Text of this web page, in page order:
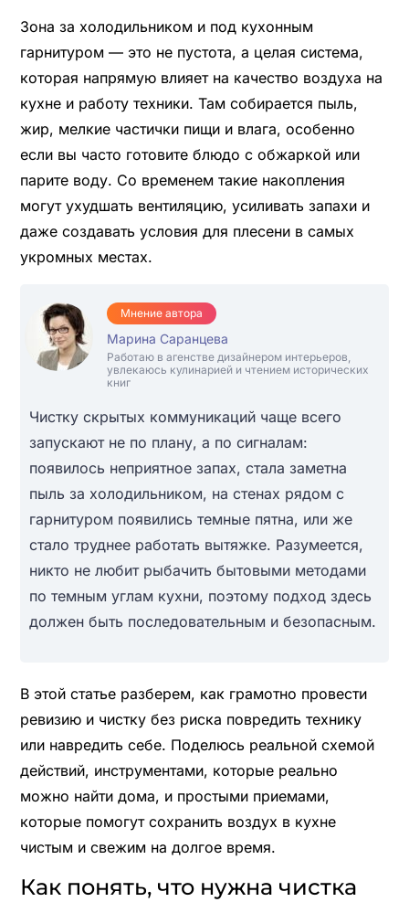
Зона за холодильником и под кухонным
гарнитуром — это не пустота, а целая система,
которая напрямую влияет на качество воздуха на
кухне и работу техники. Там собирается пыль,
жир, мелкие частички пищи и влага, особенно
если вы часто готовите блюдо с обжаркой или
парите воду. Со временем такие накопления
могут ухудшать вентиляцию, усиливать запахи и
даже создавать условия для плесени в самых
укромных местах.
Мнение автора
Марина Саранцева
Работаю в агенстве дизайнером интерьеров,
увлекаюсь кулинарией и чтением исторических
книг
Чистку скрытых коммуникаций чаще всего
запускают не по плану, а по сигналам:
появилось неприятное запах, стала заметна
пыль за холодильником, на стенах рядом с
гарнитуром появились темные пятна, или же
стало труднее работать вытяжке. Разумеется,
никто не любит рыбачить бытовыми методами
по темным углам кухни, поэтому подход здесь
должен быть последовательным и безопасным.
В этой статье разберем, как грамотно провести
ревизию и чистку без риска повредить технику
или навредить себе. Поделюсь реальной схемой
действий, инструментами, которые реально
можно найти дома, и простыми приемами,
которые помогут сохранить воздух в кухне
чистым и свежим на долгое время.
Как понять, что нужна чистка